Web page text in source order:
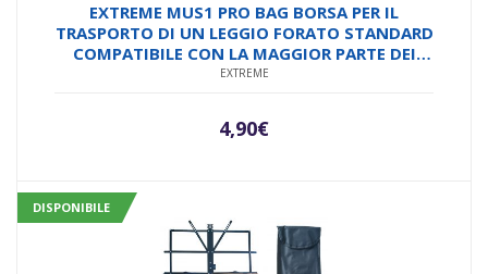
EXTREME MUS1 PRO BAG BORSA PER IL
TRASPORTO DI UN LEGGIO FORATO STANDARD
COMPATIBILE CON LA MAGGIOR PARTE DEI
LEGGII
EXTREME
4,90€
DISPONIBILE